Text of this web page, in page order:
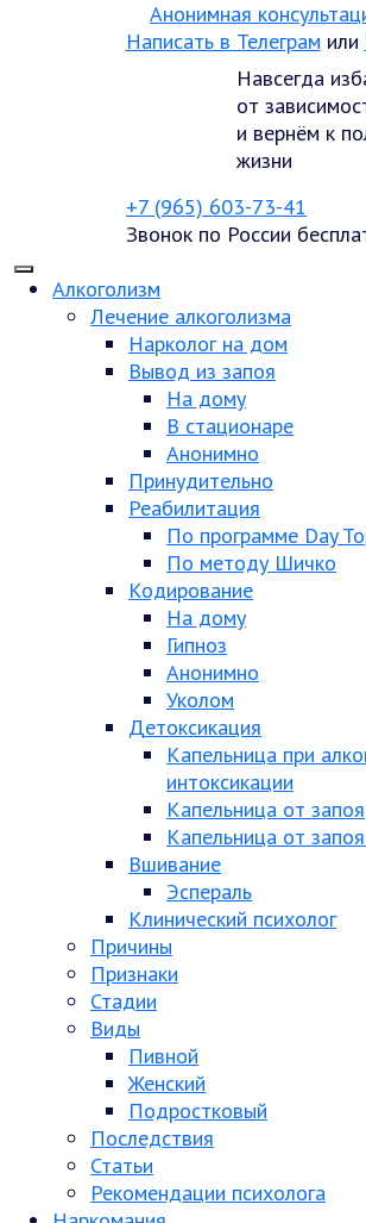
Анонимная
Написать в Телеграм или
Навсегда
от
и вернём к
жизни
+7 (965) 603-73-41
Звонок по России
Алкоголизм
Лечение алкоголизма
Нарколог на дом
Вывод из запоя
На дому
В стационаре
Анонимно
Принудительно
Реабилитация
По программе Day
По методу Шичко
Кодирование
На дому
Гипноз
Анонимно
Уколом
Детоксикация
Капельница при
интоксикации
Капельница от запоя
Капельница от
Вшивание
Эспераль
Клинический психолог
Причины
Признаки
Стадии
Виды
Пивной
Женский
Подростковый
Последствия
Статьи
Рекомендации психолога